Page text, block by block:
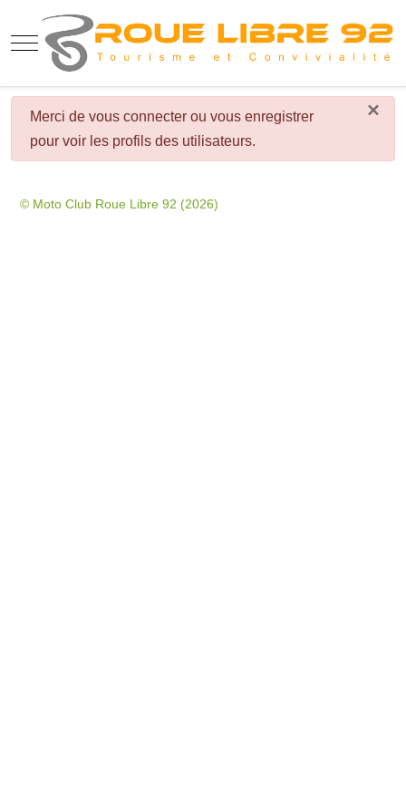
Mobile Menu Toggle
×
danger
Merci de vous connecter ou vous enregistrer
pour voir les profils des utilisateurs.
© Moto Club Roue Libre 92 (2026)